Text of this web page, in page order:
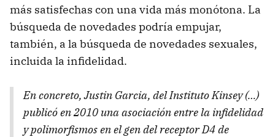
más satisfechas con una vida más monótona. La
búsqueda de novedades podría empujar,
también, a la búsqueda de novedades sexuales,
incluida la infidelidad.
En concreto, Justin Garcia, del Instituto Kinsey (…)
publicó en 2010 una asociación entre la infidelidad
y polimorfismos en el gen del receptor D4 de